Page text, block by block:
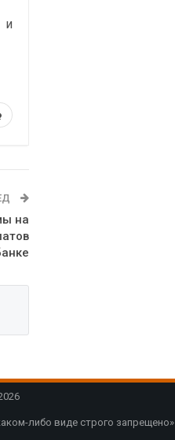
и
на
либо виде строго запрещено»